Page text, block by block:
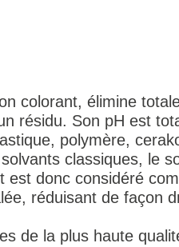
colorant, élimine
résidu. Son pH est
polymère,
classiques, le
est donc considéré
réduisant de façon
de la plus haute